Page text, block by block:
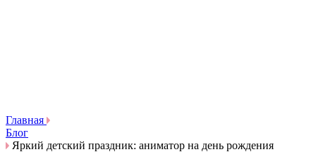
Главная
Блог
Яркий детский праздник: аниматор на день рождения